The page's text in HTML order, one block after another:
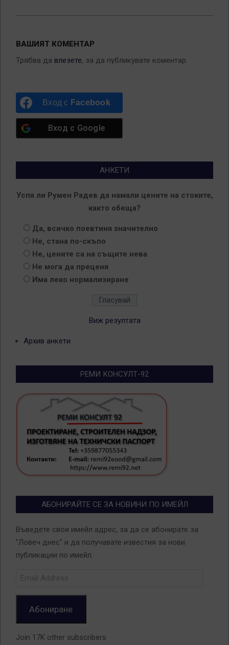
ВАШИЯТ КОМЕНТАР
Трябва да влезете, за да публикувате коментар.
Вход с Facebook
Вход с Google
АНКЕТИ
Успя ли Румен Радев да намали цените на стоките,
както обеща?
Да, всичко поевтиня значително
Не, стана по-скъпо
Не, цените са на същите нева
Не мога да преценя
Има леко нормализиране
Виж резултата
Архив анкети
РЕМИ КОНСУЛТ-92
АБОНИРАЙТЕ СЕ ЗА НОВИНИ ПО ИМЕЙЛ
Въведете своя имейл адрес, за да се абонирате за
"Ловеч днес" и да получавате известия за нови
публикации по имейл.
Абониране
Join 17K other subscribers